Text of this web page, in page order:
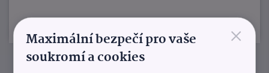
×
Maximální bezpečí pro vaše
soukromí a cookies